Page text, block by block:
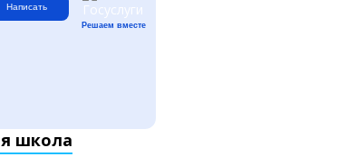
Написать
Решаем вместе
школа